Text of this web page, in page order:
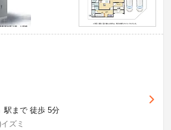
駅まで 徒歩 5分
ズミ